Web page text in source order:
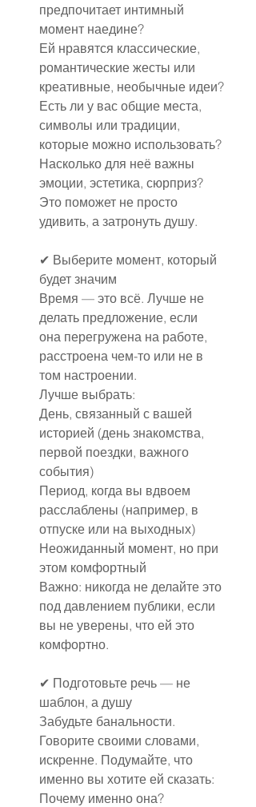
предпочитает интимный
момент наедине?
Ей нравятся классические,
романтические жесты или
креативные, необычные идеи?
Есть ли у вас общие места,
символы или традиции,
которые можно использовать?
Насколько для неё важны
эмоции, эстетика, сюрприз?
Это поможет не просто
удивить, а затронуть душу.
✔ Выберите момент, который
будет значим
Время — это всё. Лучше не
делать предложение, если
она перегружена на работе,
расстроена чем-то или не в
том настроении.
Лучше выбрать:
День, связанный с вашей
историей (день знакомства,
первой поездки, важного
события)
Период, когда вы вдвоем
расслаблены (например, в
отпуске или на выходных)
Неожиданный момент, но при
этом комфортный
Важно: никогда не делайте это
под давлением публики, если
вы не уверены, что ей это
комфортно.
✔ Подготовьте речь — не
шаблон, а душу
Забудьте банальности.
Говорите своими словами,
искренне. Подумайте, что
именно вы хотите ей сказать:
Почему именно она?